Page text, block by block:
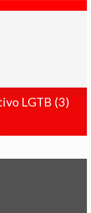
LGTB (3)